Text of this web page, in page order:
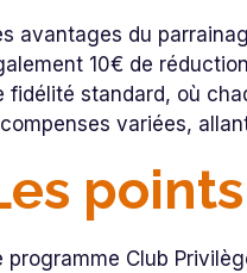
avantages du
10€ de
fidélité standard, où
variées,
programme Club